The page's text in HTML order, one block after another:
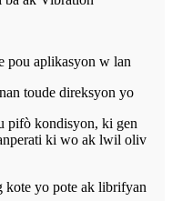
pou aplikasyon w lan
toude direksyon yo
pifò kondisyon, ki gen
ki wo ak lwil oliv
kote yo pote ak librifyan